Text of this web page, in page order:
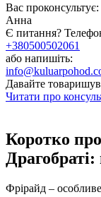
Вас проконсультує:
Анна
Є питання?
+380500502061
або напишіть:
Давайте
Читати про
Коротко
Фрірайд –